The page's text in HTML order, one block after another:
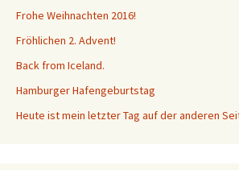
ö
f
n
)
ö
f
n
t
)
Frohe Weihnachten 2016!
Fröhlichen 2. Advent!
Back from Iceland.
Hamburger Hafengeburtstag
Heute ist mein letzter Tag auf der anderen